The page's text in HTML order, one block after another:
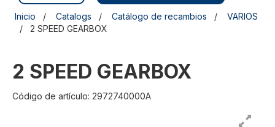
Inicio Catalogs Catálogo de recambios
VARIOS
2 SPEED GEARBOX
2 SPEED GEARBOX
Código de artículo: 2972740000A